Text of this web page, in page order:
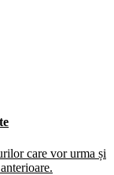
care vor urma și